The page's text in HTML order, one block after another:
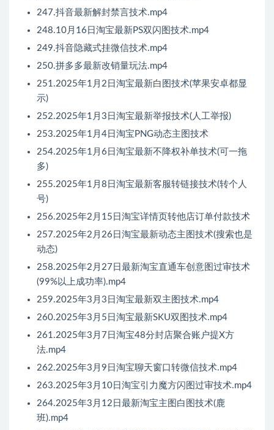
247.抖音最新解封禁言技术.mp4
248.10月16日淘宝最新PS双闪图技术.mp4
249.抖音隐藏式挂微信技术.mp4
250.拼多多最新改销量玩法.mp4
251.2025年1月2日淘宝最新白图技术(苹果安卓都显
示)
252.2025年1月3日淘宝最新举报技术(人工举报)
253.2025年1月4日淘宝PNG动态主图技术
254.2025年1月6日淘宝最新不降权补单技术(可一拖
多)
255.2025年1月8日淘宝最新客服转链接技术(转个人
号)
256.2025年2月15日淘宝详情页转他店订单付款技术
257.2025年2月26日淘宝最新动态主图技术(搜索也是
动态)
258.2025年2月27日最新淘宝直通车创意图过审技术
(99%以上成功率).mp4
259.2025年3月3日淘宝最新双主图技术.mp4
260.2025年3月5日淘宝最新SKU双图技术.mp4
261.2025年3月7日淘宝48分封店聚合账户提X方
法.mp4
262.2025年3月9日淘宝聊天窗口转微信技术.mp4
263.2025年3月10日淘宝引力魔方闪图过审技术.mp4
264.2025年3月12日最新淘宝主图白图技术(鹿
班).mp4